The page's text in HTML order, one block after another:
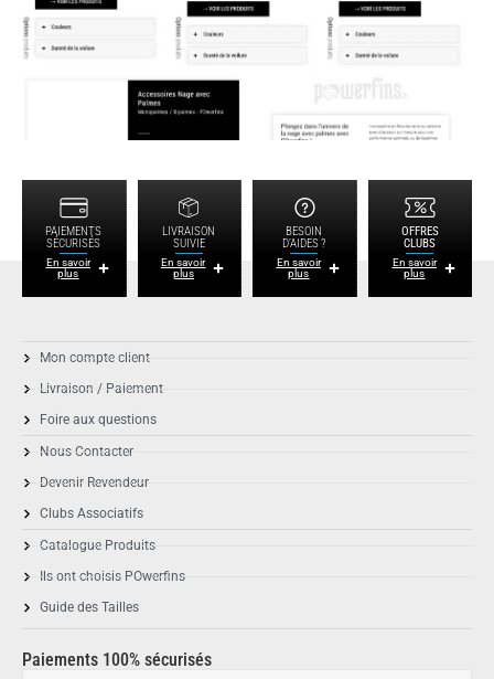
PAIEMENTS
SÉCURISÉS
En savoir
plus
LIVRAISON
SUIVIE
En savoir
plus
BESOIN
D'AIDES ?
En savoir
plus
OFFRES
CLUBS
En savoir
plus
Mon compte client
Livraison / Paiement
Foire aux questions
Nous Contacter
Devenir Revendeur
Clubs Associatifs
Catalogue Produits
Ils ont choisis POwerfins
Guide des Tailles
Paiements 100% sécurisés